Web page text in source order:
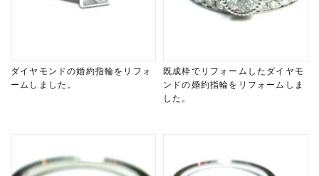
ダイヤモンドの婚約指輪をリフォ
ームしました。
既成枠でリフォームしたダイヤモ
ンドの婚約指輪をリフォームしま
した。